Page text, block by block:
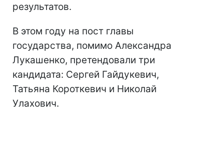
результатов.
В этом году на пост главы
государства, помимо Александра
Лукашенко, претендовали три
кандидата: Сергей Гайдукевич,
Татьяна Короткевич и Николай
Улахович.